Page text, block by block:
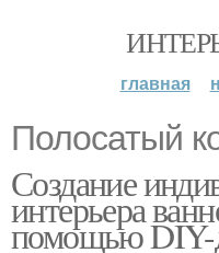
главная
Полосатый
Создание
интерьера
помощью DIY-